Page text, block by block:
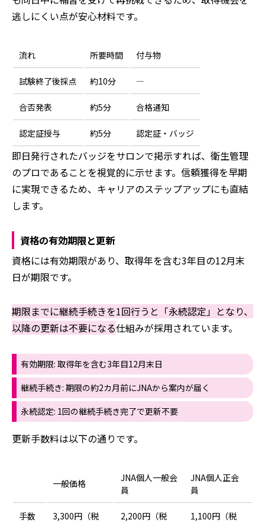
逃しにくい点が安心材料です。
流れ 所要時間 付与物
試験終了後採点 約10分 ―
合否発表 約5分 合格通知
認定証授与 約5分 認定証・バッジ
即日発行されたバッジをサロンで掲示すれば、衛生管理
のプロであることを視覚的に示せます。信頼獲得を早期
に実現できるため、キャリアのステップアップにも直結
します。
資格の有効期限と更新
資格には有効期限があり、取得年を含む3年目の12月末
日が期限です。
期限までに継続手続きを1回行うと「永続認定」となり、
以降の更新は不要になる仕組みが採用されています。
有効期限: 取得年を含む3年目12月末日
継続手続き: 期限の約2カ月前にJNAから案内が届く
永続認定: 1回の継続手続き完了で更新不要
更新手数料は以下の通りです。
一般価格
JNA個人一般会
員
JNA個人正会
員
手数
3,300円（税
2,200円（税
1,100円（税